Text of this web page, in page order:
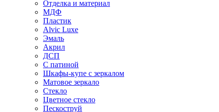
Отделка и материал
МДФ
Пластик
Alvic Luxe
Эмаль
Акрил
ДСП
С патиной
Шкафы-купе с зеркалом
Матовое зеркало
Стекло
Цветное стекло
Пескоструй